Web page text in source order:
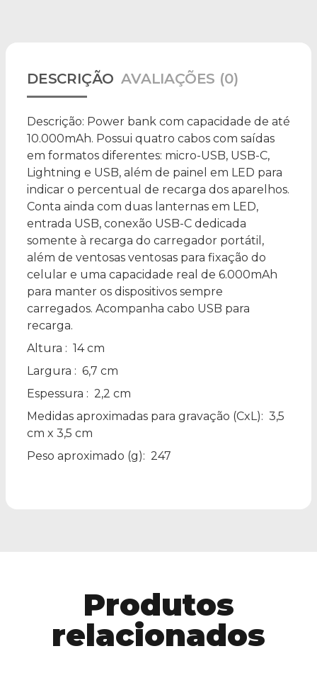
DESCRIÇÃO AVALIAÇÕES (0)
Descrição: Power bank com capacidade de até
10.000mAh. Possui quatro cabos com saídas
em formatos diferentes: micro-USB, USB-C,
Lightning e USB, além de painel em LED para
indicar o percentual de recarga dos aparelhos.
Conta ainda com duas lanternas em LED,
entrada USB, conexão USB-C dedicada
somente à recarga do carregador portátil,
além de ventosas ventosas para fixação do
celular e uma capacidade real de 6.000mAh
para manter os dispositivos sempre
carregados. Acompanha cabo USB para
recarga.
Altura : 14 cm
Largura : 6,7 cm
Espessura : 2,2 cm
Medidas aproximadas para gravação (CxL): 3,5
cm x 3,5 cm
Peso aproximado (g): 247
Produtos
relacionados